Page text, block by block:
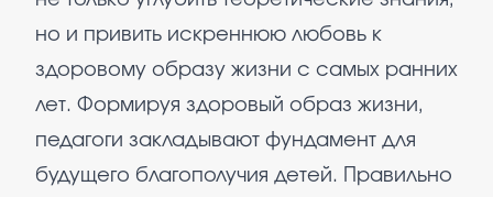
но и привить искреннюю любовь к
здоровому образу жизни с самых ранних
лет. Формируя здоровый образ жизни,
педагоги закладывают фундамент для
будущего благополучия детей. Правильно